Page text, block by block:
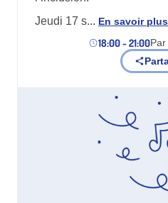
Jeudi 17 s... En savoir
18:00 - 21:00Par